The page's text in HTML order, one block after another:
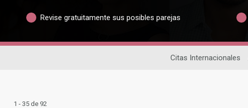
Revise gratuitamente sus posibles parejas
Citas Internacionales
1 - 35 de 92